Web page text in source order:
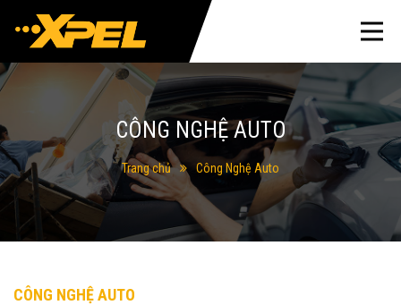
CÔNG NGHỆ AUTO
Trang chủ Công Nghệ Auto
CÔNG NGHỆ AUTO